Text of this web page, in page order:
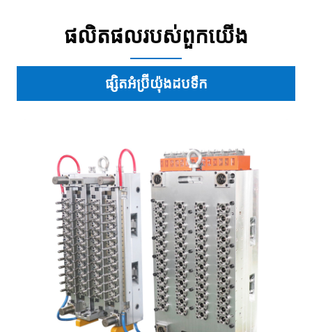
ផលិតផល​របស់​ពួក​យើង
ផ្សិតអំប្រ៊ីយ៉ុងដបទឹក